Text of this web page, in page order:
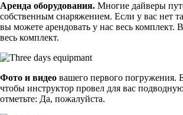
Аренда оборудования. Многие дайверы
собственным снаряжением. Если у вас нет
вы можете арендовать у нас весь комплект.
весь комплект.
Фото и видео вашего первого погружения.
чтобы инструктор провел для вас
отметьте: Да, пожалуйста.